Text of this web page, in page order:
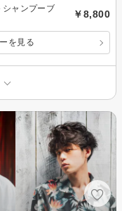
ャンプーブ
￥8,800
を見る